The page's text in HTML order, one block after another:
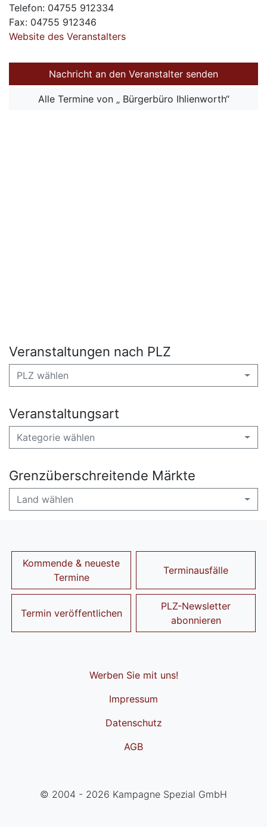
Telefon: 04755 912334
Fax: 04755 912346
Website des Veranstalters
Nachricht an den Veranstalter senden
Alle Termine von „ Bürgerbüro Ihlienworth“
Veranstaltungen nach PLZ
PLZ wählen
Veranstaltungsart
Kategorie wählen
Grenzüberschreitende Märkte
Land wählen
Kommende & neueste
Termine
Terminausfälle
Termin veröffentlichen
PLZ-Newsletter
abonnieren
Werben Sie mit uns!
Impressum
Datenschutz
AGB
© 2004 - 2026 Kampagne Spezial GmbH